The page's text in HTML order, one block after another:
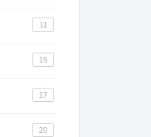
11
15
17
20